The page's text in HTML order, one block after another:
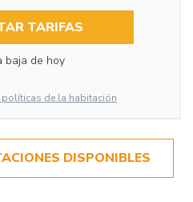
TARIFAS
baja de hoy
políticas de la habitación
DISPONIBLES